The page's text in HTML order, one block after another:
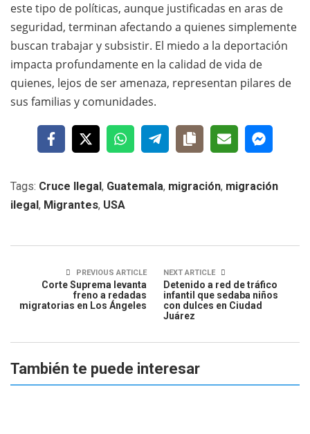
este tipo de políticas, aunque justificadas en aras de
seguridad, terminan afectando a quienes simplemente
buscan trabajar y subsistir. El miedo a la deportación
impacta profundamente en la calidad de vida de
quienes, lejos de ser amenaza, representan pilares de
sus familias y comunidades.
Tags: Cruce Ilegal , Guatemala, migración, migración
ilegal , Migrantes, USA
PREVIOUS ARTICLE
Corte Suprema levanta
freno a redadas
migratorias en Los Ángeles
NEXT ARTICLE
Detenido a red de tráfico
infantil que sedaba niños
con dulces en Ciudad
Juárez
También te puede interesar